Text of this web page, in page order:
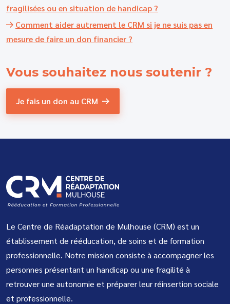
fragilisées ou en situation de handicap ?
Comment aider autrement le CRM si je ne suis pas en
mesure de faire un don financier ?
Vous souhaitez nous soutenir ?
Je fais un don au CRM
Le Centre de Réadaptation de Mulhouse (CRM) est un
établissement de rééducation, de soins et de formation
professionnelle. Notre mission consiste à accompagner les
personnes présentant un handicap ou une fragilité à
retrouver une autonomie et préparer leur réinsertion sociale
et professionnelle.